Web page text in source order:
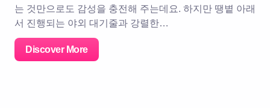
는 것만으로도 감성을 충전해 주는데요. 하지만 땡볕 아래
서 진행되는 야외 대기줄과 강렬한…
Discover More